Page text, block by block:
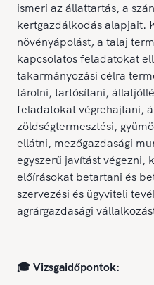
ismeri az állattartás, a
kertgazdálkodás alapjait.
növényápolást, a talaj
kapcsolatos feladatokat
takarmányozási célra
tárolni, tartósítani,
feladatokat végrehajtani,
zöldségtermesztési,
ellátni, mezőgazdasági
egyszerű javítást végezni,
előírásokat betartani és
szervezési és ügyviteli
agrárgazdasági
🎓 Vizsgaidőpontok: